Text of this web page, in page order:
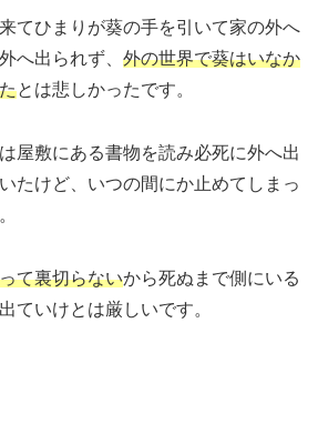
てひまりが葵の手を引いて家の外へ
へ出られず、 外の世界で葵はいなか
とは悲しかったです。
屋敷にある書物を読み必死に外へ出
たけど、いつの間にか止めてしまっ
て裏切らないから死ぬまで側にいる
ていけとは厳しいです。